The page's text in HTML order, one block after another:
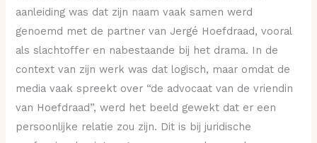
aanleiding was dat zijn naam vaak samen werd
genoemd met de partner van Jergé Hoefdraad, vooral
als slachtoffer en nabestaande bij het drama. In de
context van zijn werk was dat logisch, maar omdat de
media vaak spreekt over “de advocaat van de vriendin
van Hoefdraad”, werd het beeld gewekt dat er een
persoonlijke relatie zou zijn. Dit is bij juridische